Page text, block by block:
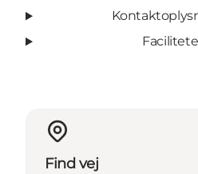
Find vej